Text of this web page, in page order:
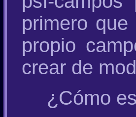
primero
propio
crear de
¿Cómo